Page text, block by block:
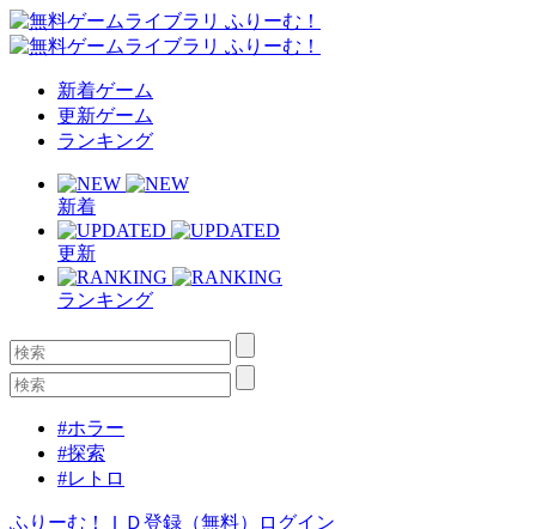
新着ゲーム
更新ゲーム
ランキング
新着
更新
ランキング
#ホラー
#探索
#レトロ
ふりーむ！ＩＤ登録（無料） ログイン